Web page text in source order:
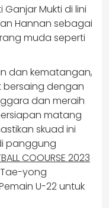
Mukti di lini
Hannan sebagai
muda seperti
dan kematangan,
bersaing dengan
dan meraih
matang
skuad ini
panggung
COOURSE 2023
yong
U-22 untuk